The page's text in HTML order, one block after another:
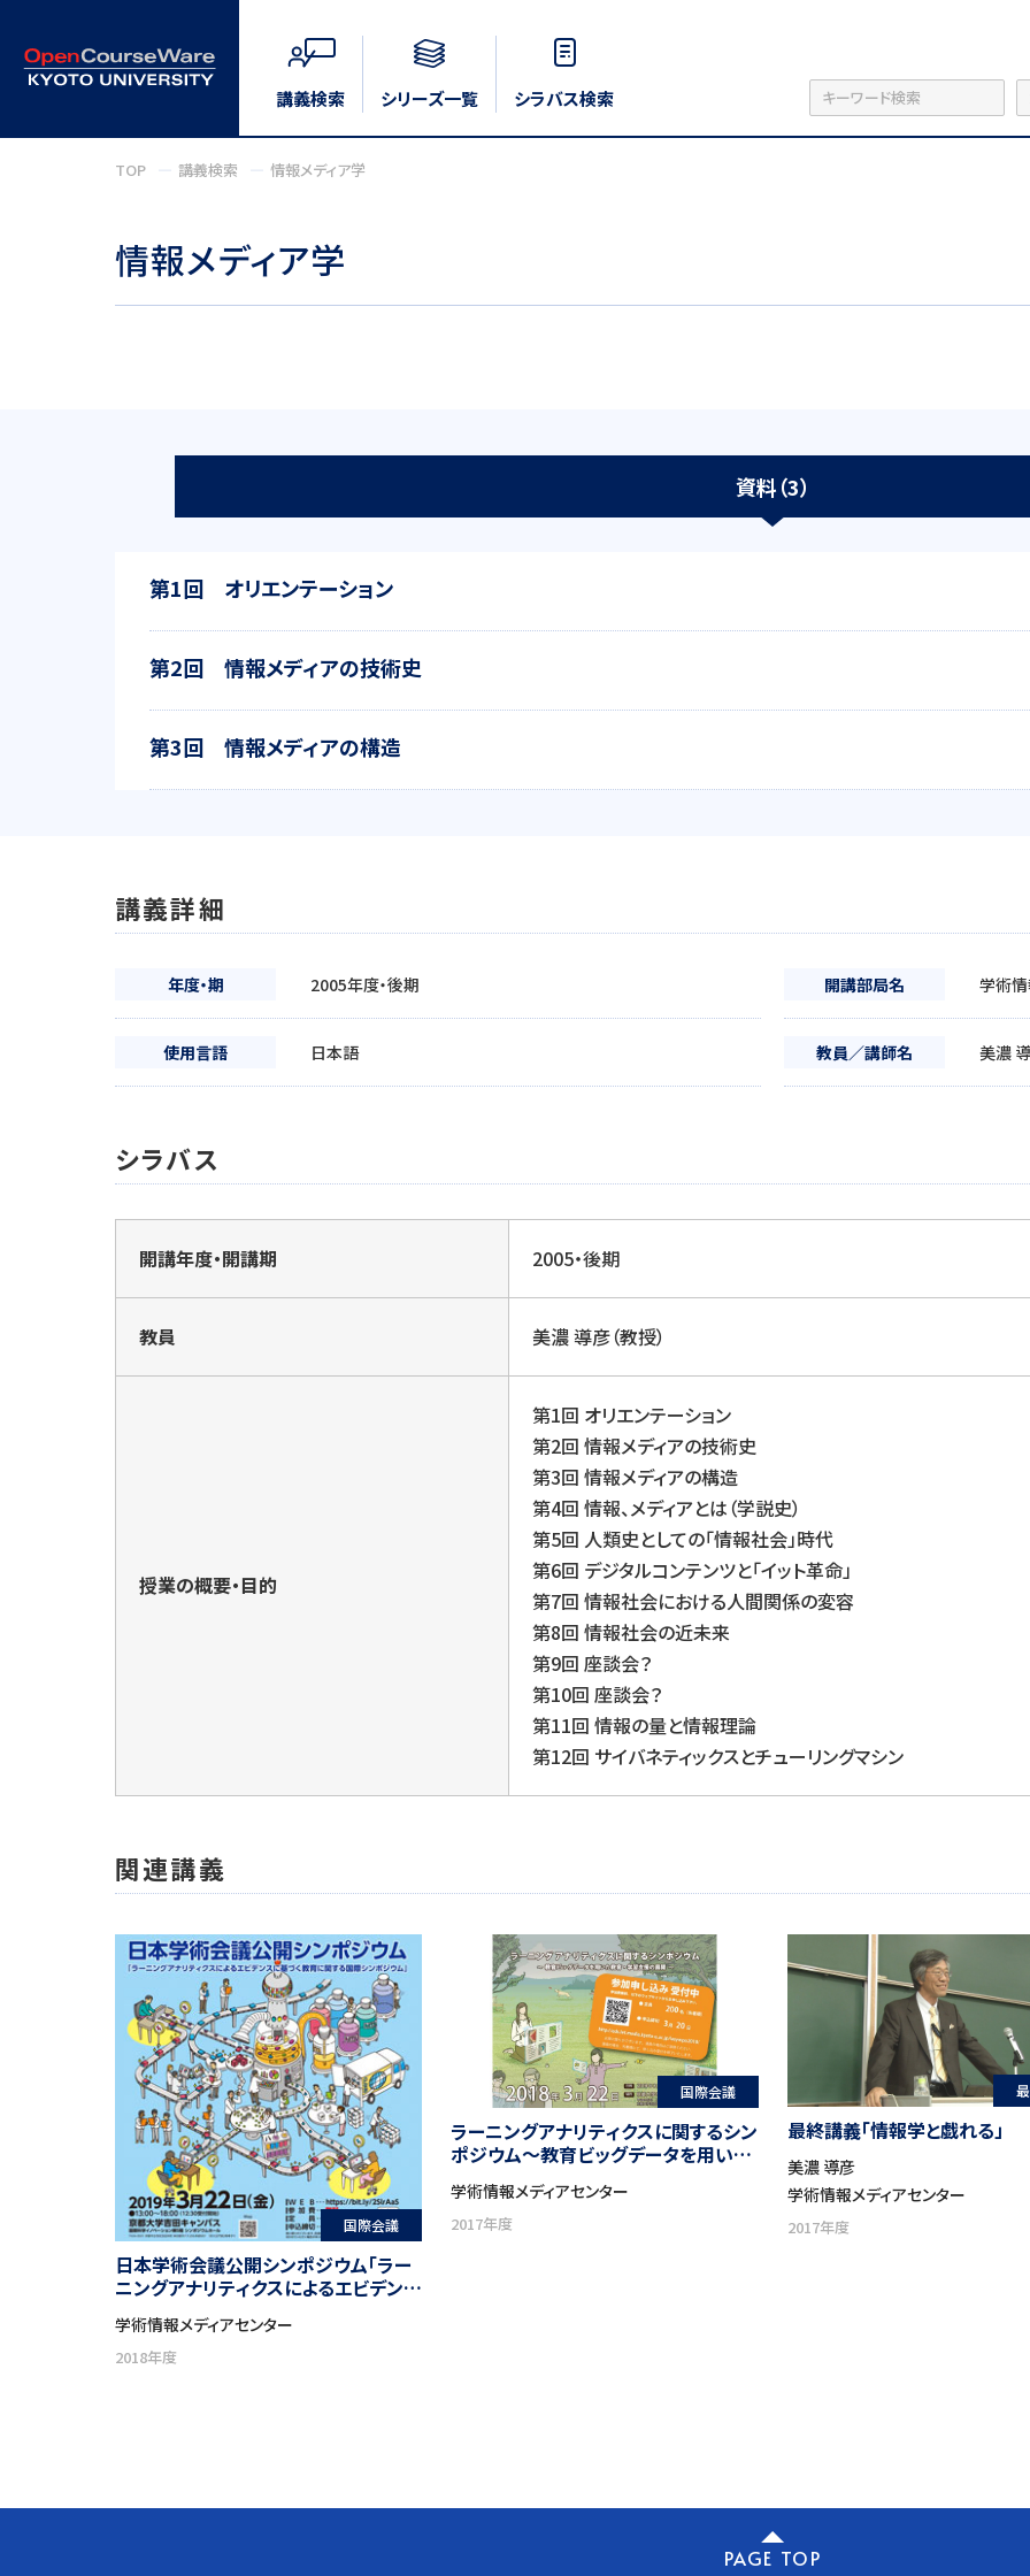
講義検索 シリーズ一覧 シラバス検索
TOP 講義検索 情報メディア学
情報メディア学
資料（3）
第1回 オリエンテーション
第2回 情報メディアの技術史
第3回 情報メディアの構造
講義詳細
年度・期 2005年度・後期 開講部局名 学術情
使用言語 日本語 教員／講師名 美濃 導
シラバス
開講年度・開講期 2005・後期
教員 美濃 導彦（教授）
授業の概要・目的
第1回 オリエンテーション
第2回 情報メディアの技術史
第3回 情報メディアの構造
第4回 情報、メディアとは（学説史）
第5回 人類史としての「情報社会」時代
第6回 デジタルコンテンツと「イット革命」
第7回 情報社会における人間関係の変容
第8回 情報社会の近未来
第9回 座談会？
第10回 座談会？
第11回 情報の量と情報理論
第12回 サイバネティックスとチューリングマシン
関連講義
国際会議
日本学術会議公開シンポジウム「ラー
ニングアナリティクスによるエビデンス
に基づく教育に関する国際シンポジウ
ム」
学術情報メディアセンター
2018年度
国際会議
ラーニングアナリティクスに関するシン
ポジウム～教育ビッグデータを用いた
学術情報メディアセンター
2017年度
最終講義「情報学と戯れる」
美濃 導彦
学術情報メディアセンター
2017年度
PAGE TOP